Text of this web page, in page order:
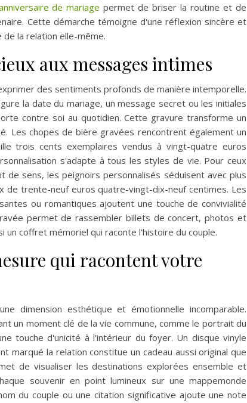
de mariage permet de briser la routine et de
Cette démarche témoigne d'une réflexion sincère et
de la relation elle-même.
aux messages intimes
des sentiments profonds de manière intemporelle.
la date du mariage, un message secret ou les initiales
contre soi au quotidien. Cette gravure transforme un
Les chopes de bière gravées rencontrent également un
trois cents exemplaires vendus à vingt-quatre euros
s'adapte à tous les styles de vie. Pour ceux
sens, les peignoirs personnalisés séduisent avec plus
de trente-neuf euros quatre-vingt-dix-neuf centimes. Les
ou romantiques ajoutent une touche de convivialité
permet de rassembler billets de concert, photos et
coffret mémoriel qui raconte l'histoire du couple.
qui racontent votre
dimension esthétique et émotionnelle incomparable.
un moment clé de la vie commune, comme le portrait du
touche d'unicité à l'intérieur du foyer. Un disque vinyle
marqué la relation constitue un cadeau aussi original que
de visualiser les destinations explorées ensemble et
souvenir en point lumineux sur une mappemonde
du couple ou une citation significative ajoute une note